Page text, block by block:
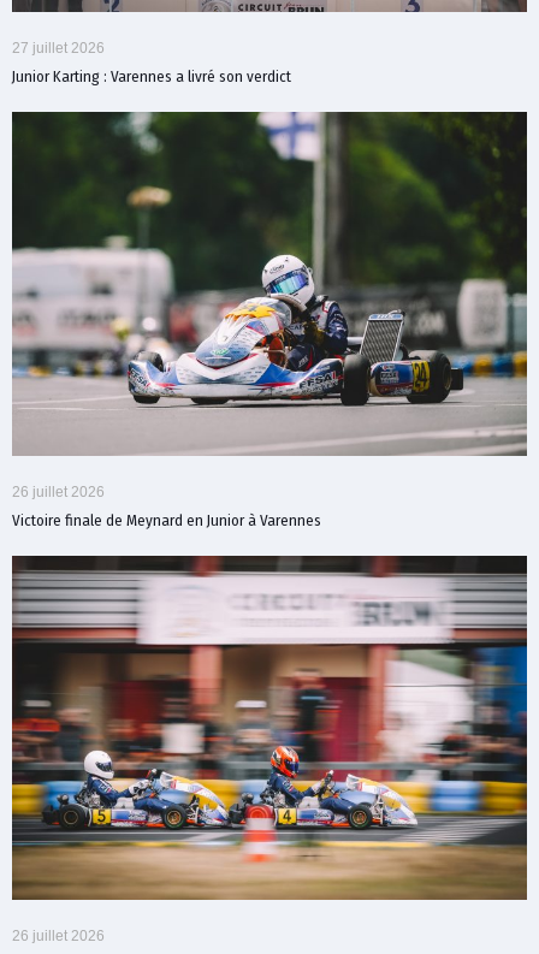
27 juillet 2026
Junior Karting : Varennes a livré son verdict
26 juillet 2026
Victoire finale de Meynard en Junior à Varennes
26 juillet 2026